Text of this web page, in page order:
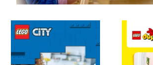
kuriuo galima pasinaudoti,
kūrinius iš skirtingų rinkinių.
išpardavimas iš tiesų
tiek vaikus, nes reikia